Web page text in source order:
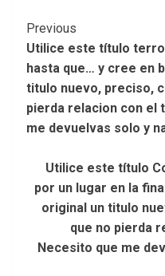
Post
Navigation
Previous
Utilice este título
hasta que… y cree en
titulo nuevo, preciso,
pierda relacion con el
me devuelvas solo y
Utilice este título
por un lugar en la
original un titulo
que no pierda
Necesito que me